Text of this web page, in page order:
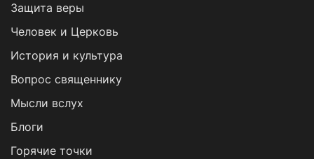
Защита веры
Человек и Церковь
История и культура
Вопрос священнику
Мысли вслух
Блоги
Горячие точки